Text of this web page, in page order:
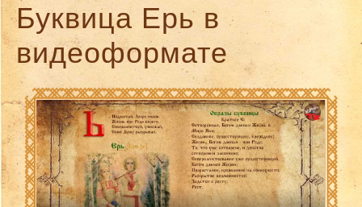
Буквица Ерь в
видеоформате